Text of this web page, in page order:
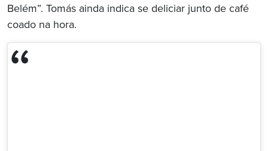
Belém”. Tomás ainda indica se deliciar junto de café
coado na hora.